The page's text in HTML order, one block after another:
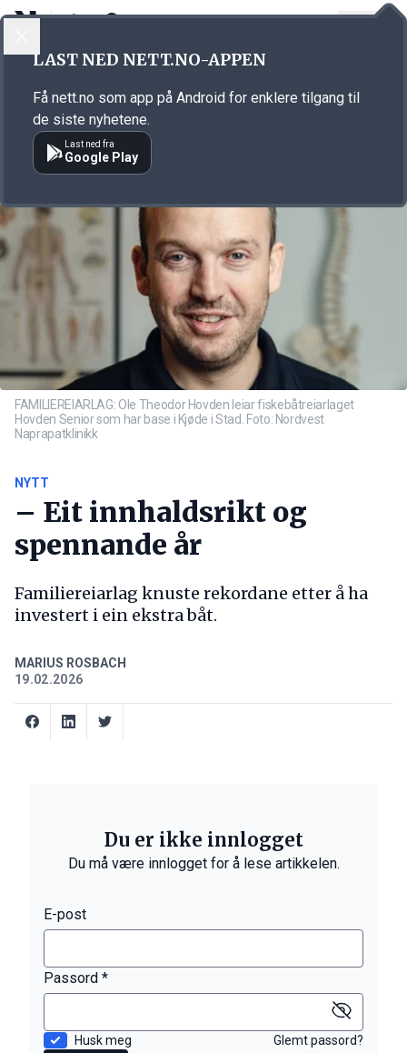
Annonsørinnhold
FAMILIEREIARLAG: Ole Theodor Hovden leiar fiskebåtreiarlaget
Hovden Senior som har base i Kjøde i Stad. Foto: Nordvest
Naprapatklinikk
NYTT
– Eit innhaldsrikt og
spennande år
Familiereiarlag knuste rekordane etter å ha
investert i ein ekstra båt.
MARIUS ROSBACH
19.02.2026
Du er ikke innlogget
Du må være innlogget for å lese artikkelen.
E-post
Passord *
Husk meg
Glemt passord?
LAST NED NETT.NO-APPEN
Få nett.no som app på Android for enklere tilgang til
de siste nyhetene.
Last ned fra
Google Play